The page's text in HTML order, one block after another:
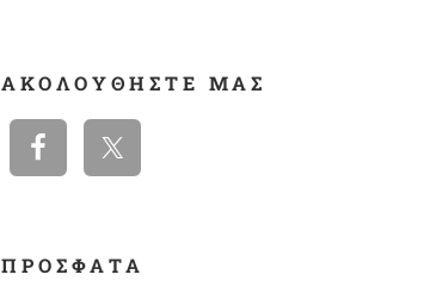
ΑΚΟΛΟΥΘΉΣΤΕ ΜΑΣ
ΠΡΟΣΦΑΤΑ